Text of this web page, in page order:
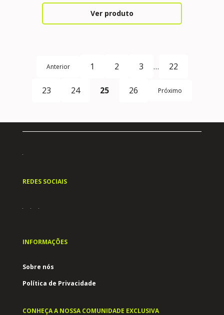
Ver produto
Anterior 1 2 3 … 22
23 24 25 26 Próximo
REDES SOCIAIS
INFORMAÇÕES
Sobre nós
Política de Privacidade
CONHEÇA A NOSSA COMUNIDADE EXCLUSIVA